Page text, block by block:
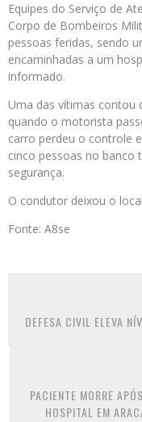
Equipes do Serviço de
Corpo de Bombeiros
pessoas feridas, sendo
encaminhadas a um
informado.
Uma das vítimas contou
quando o motorista
carro perdeu o controle
cinco pessoas no banco
segurança.
O condutor deixou o
Fonte: A8se
DEFESA CIVIL ELEVA
PACIENTE MORRE
HOSPITAL EM